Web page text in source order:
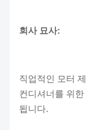
회사 묘사:
직업적인 모터
컨디셔너를 위
됩니다.